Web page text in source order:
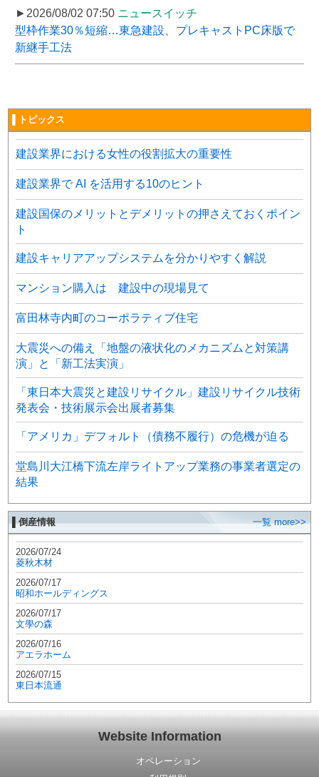
►2026/08/02 07:50 ニュースイッチ
型枠作業30％短縮…東急建設、プレキャストPC床版で
新継手工法
▌トピックス
建設業界における女性の役割拡大の重要性
建設業界で AI を活用する10のヒント
建設国保のメリットとデメリットの押さえておくポイン
ト
建設キャリアアップシステムを分かりやすく解説
マンション購入は 建設中の現場見て
富田林寺内町のコーポラティブ住宅
大震災への備え「地盤の液状化のメカニズムと対策講
演」と「新工法実演」
「東日本大震災と建設リサイクル」建設リサイクル技術
発表会・技術展示会出展者募集
「アメリカ」デフォルト（債務不履行）の危機が迫る
堂島川大江橋下流左岸ライトアップ業務の事業者選定の
結果
▌倒産情報 一覧 more>>
2026/07/24
菱秋木材
2026/07/17
昭和ホールディングス
2026/07/17
文學の森
2026/07/16
アエラホーム
2026/07/15
東日本流通
Website Information
オペレーション